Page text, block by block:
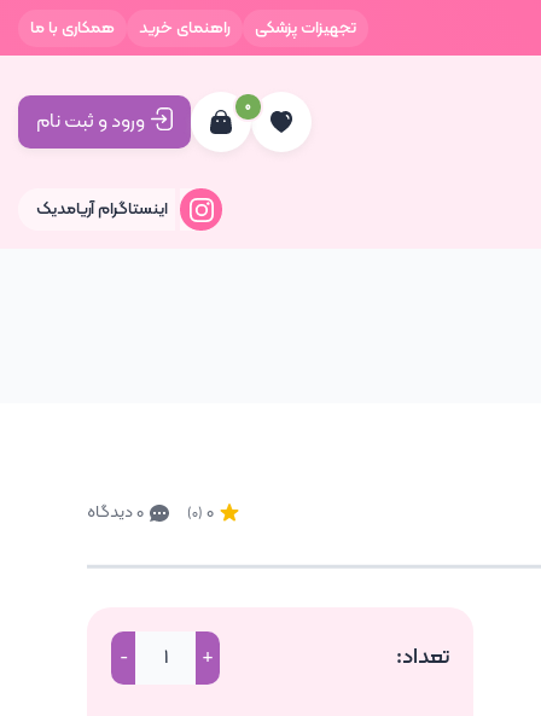
تجهیزات پزشکی راهنمای خرید همکاری با ما
0
ورود و ثبت نام
اینستاگرام آریامدیک
0
(0)
تعداد: +
-